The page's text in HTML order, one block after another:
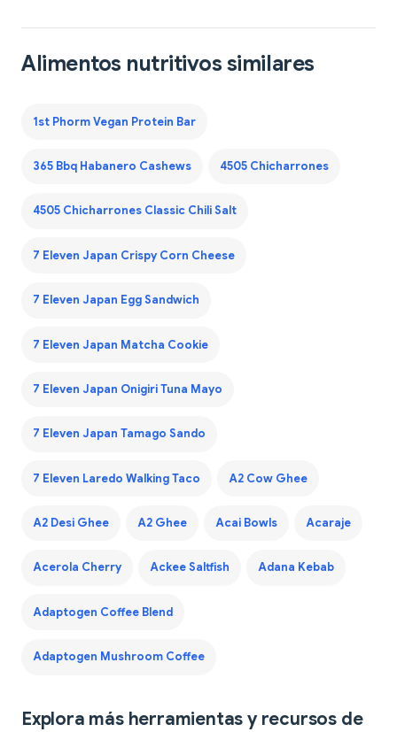
Alimentos nutritivos similares
1st Phorm Vegan Protein Bar
365 Bbq Habanero Cashews 4505 Chicharrones
4505 Chicharrones Classic Chili Salt
7 Eleven Japan Crispy Corn Cheese
7 Eleven Japan Egg Sandwich
7 Eleven Japan Matcha Cookie
7 Eleven Japan Onigiri Tuna Mayo
7 Eleven Japan Tamago Sando
7 Eleven Laredo Walking Taco A2 Cow Ghee
A2 Desi Ghee A2 Ghee Acai Bowls Acaraje
Acerola Cherry Ackee Saltfish Adana Kebab
Adaptogen Coffee Blend
Adaptogen Mushroom Coffee
Explora más herramientas y recursos de